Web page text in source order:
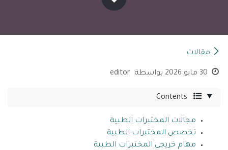
مقالات
30 مايو 2026 بواسطة editor
Contents
مجالات المختبرات الطبية
تخصص المختبرات الطبية
مهام خريجي المختبرات الطبية